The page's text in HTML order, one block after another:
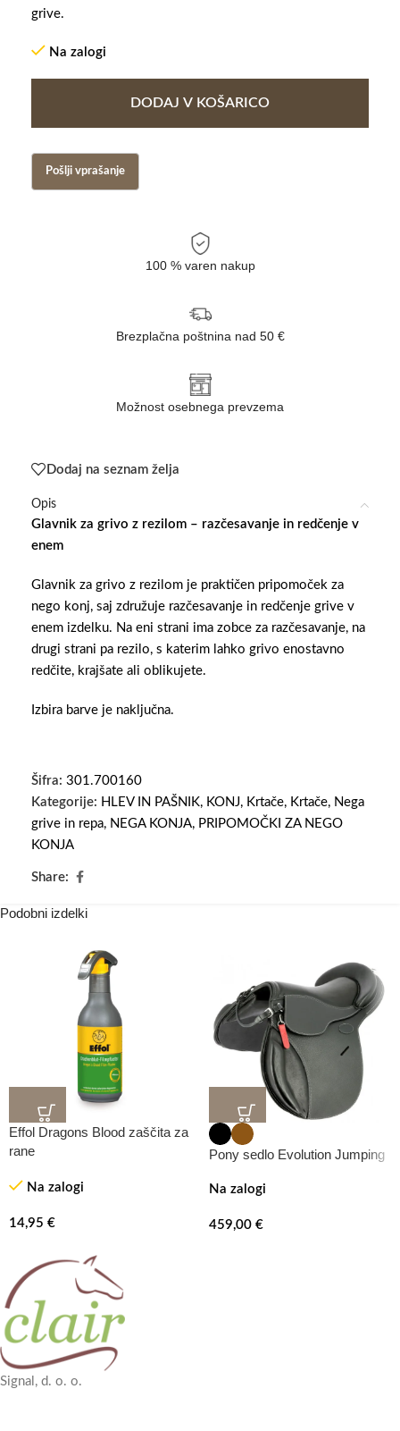
grive.
Na zalogi
DODAJ V KOŠARICO
100 % varen nakup
Brezplačna poštnina nad 50 €
Možnost osebnega prevzema
Dodaj na seznam želja
Opis
Glavnik za grivo z rezilom – razčesavanje in redčenje v
enem
Glavnik za grivo z rezilom je praktičen pripomoček za
nego konj, saj združuje razčesavanje in redčenje grive v
enem izdelku. Na eni strani ima zobce za razčesavanje, na
drugi strani pa rezilo, s katerim lahko grivo enostavno
redčite, krajšate ali oblikujete.
Izbira barve je naključna.
Šifra: 301.700160
Kategorije: HLEV IN PAŠNIK, KONJ, Krtače, Krtače, Nega
grive in repa, NEGA KONJA, PRIPOMOČKI ZA NEGO
KONJA
Share:
Podobni izdelki
Effol Dragons Blood zaščita za
rane
Na zalogi
14,95 €
Pony sedlo Evolution Jumping
Na zalogi
459,00 €
Signal, d. o. o.